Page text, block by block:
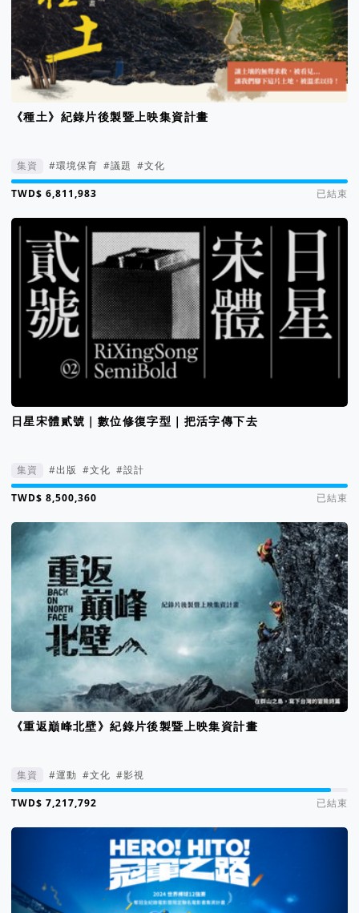
《種土》紀錄片後製暨上映集資計畫
集資 #環境保育 #議題 #文化
集資進度 228%
已結束
日星宋體貳號｜數位修復字型｜把活字傳下去
集資 #出版 #文化 #設計
集資進度 850%
已結束
《重返巔峰北壁》紀錄片後製暨上映集資計畫
集資 #運動 #文化 #影視
集資進度 95%
已結束